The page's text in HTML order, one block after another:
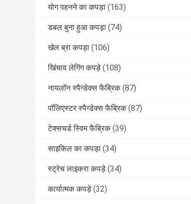
योग पहनने का कपड़ा (163)
डबल बुना हुआ कपड़ा (74)
खेल ब्रा कपड़ा (106)
खिंचाव लेगिंग कपड़े (108)
नायलॉन स्पैन्डेक्स फैब्रिक (87)
पॉलिएस्टर स्पैन्डेक्स फैब्रिक (87)
टेक्सचर्ड स्विम फैब्रिक (39)
साइकिल का कपड़ा (34)
स्ट्रेच लाइकरा कपड़े (34)
कार्यात्मक कपड़े (32)